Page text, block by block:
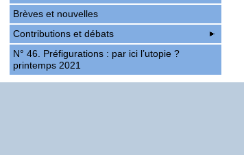
Brèves et nouvelles
Contributions et débats
N° 46. Préfigurations : par ici l’utopie ?
printemps 2021